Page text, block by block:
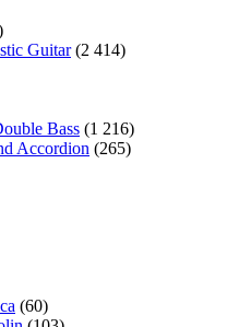
Guitar(2 414)
Bass (1 216)
Accordion (265)
(60)